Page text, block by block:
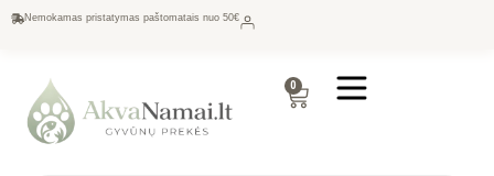
Nemokamas pristatymas paštomatais nuo 50€
0